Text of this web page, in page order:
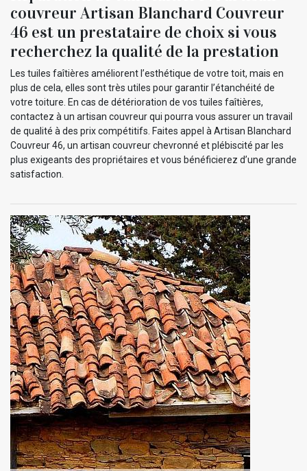
couvreur Artisan Blanchard Couvreur
46 est un prestataire de choix si vous
recherchez la qualité de la prestation
Les tuiles faîtières améliorent l’esthétique de votre toit, mais en
plus de cela, elles sont très utiles pour garantir l’étanchéité de
votre toiture. En cas de détérioration de vos tuiles faîtières,
contactez à un artisan couvreur qui pourra vous assurer un travail
de qualité à des prix compétitifs. Faites appel à Artisan Blanchard
Couvreur 46, un artisan couvreur chevronné et plébiscité par les
plus exigeants des propriétaires et vous bénéficierez d’une grande
satisfaction.